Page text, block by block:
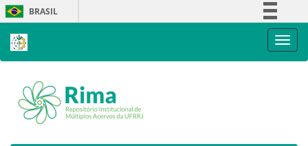
Skip
navigation
BRASIL